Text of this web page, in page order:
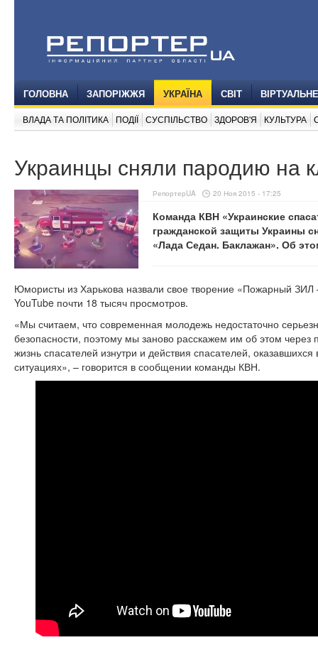
ГОЛОВНА ЗАПОРІЖЖЯ УКРАЇНА СВІТ
ВЛАДА ТА ПОЛІТИКА ПОДІЇ СУСПІЛЬСТВО ЗДОРОВ'Я КУЛЬТУРА
Украинцы сняли пародию на
РепортерUA 20 Ноя 2015 - 17:25
Команда КВН «Украинские
гражданской защиты Украины
«Лада Седан. Баклажан». Об
Юмористы из Харькова назвали свое творение «Пожарный ЗИЛ
YouTube почти 18 тысяч просмотров.
«Мы считаем, что современная молодежь недостаточно
безопасности, поэтому мы заново расскажем им об этом
жизнь спасателей изнутри и действия спасателей,
ситуациях», – говорится в сообщении команды КВН.